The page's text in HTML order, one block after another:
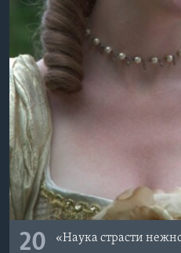
20 «Наука страсти